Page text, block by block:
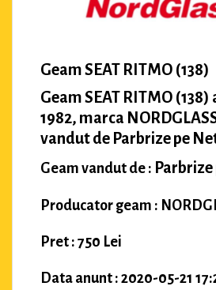
Geam SEAT RITMO (138)
Geam SEAT RITMO
1982, marca
vandut de Parbrize pe
Geam vandut de :
Producator geam :
Pret : 750 Lei
Data anunt : 2020-05-21